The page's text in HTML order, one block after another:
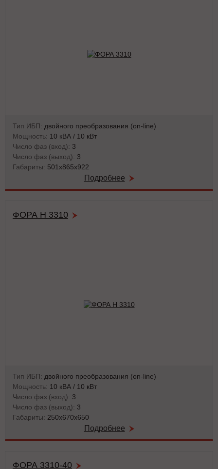
Тип ИБП: двойного преобразования (on-line)
Мощность: 10 кВА / 10 кВт
Число фаз (вход): 3
Число фаз (выход): 3
Габариты: 501x865x922
Подробнее
ФОРА Н 3310
Тип ИБП: двойного преобразования (on-line)
Мощность: 10 кВА / 10 кВт
Число фаз (вход): 3
Число фаз (выход): 3
Габариты: 250x670x650
Подробнее
ФОРА 3310-40